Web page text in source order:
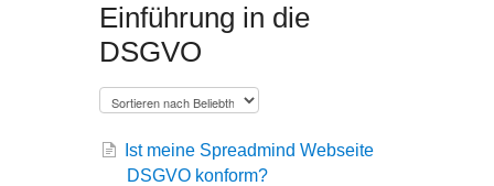
Einführung in die
DSGVO
Ist meine Spreadmind Webseite
DSGVO konform?